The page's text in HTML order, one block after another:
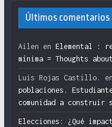
Últimos comentarios
Ailen en Elemental :
mínima = Thoughts
Luis Rojas Castillo.
poblaciones.
comunidad a construir
Elecciones: ¿Qué